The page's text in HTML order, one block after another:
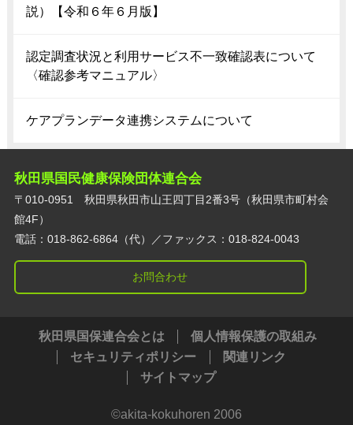
説）【令和６年６月版】
認定調査状況と利用サービス不一致確認表について
〈確認参考マニュアル〉
ケアプランデータ連携システムについて
秋田県国民健康保険団体連合会
〒010-0951 秋田県秋田市山王四丁目2番3号（秋田県市町村会
館4F）
電話：018-862-6864（代）／ファックス：018-824-0043
お問合わせ
秋田県国保連合会とは
個人情報保護の取組み
セキュリティポリシー
関連リンク
サイトマップ
©️akita-kokuhoren 2006